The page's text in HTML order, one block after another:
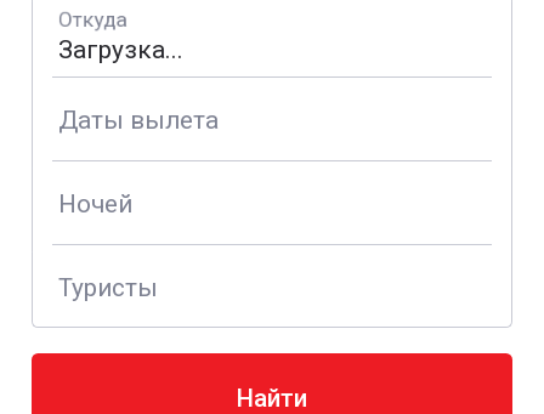
Откуда
Даты вылета
Ночей
Туристы
Найти